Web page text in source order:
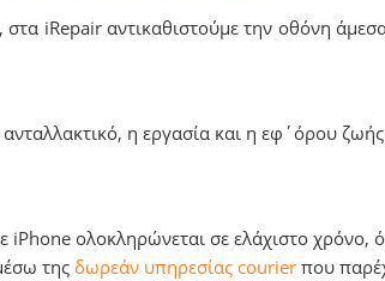
iRepair αντικαθιστούμε την οθόνη
η εργασία και η εφ΄όρου
ολοκληρώνεται σε ελάχιστο χρόνο,
της δωρεάν υπηρεσίας courier που